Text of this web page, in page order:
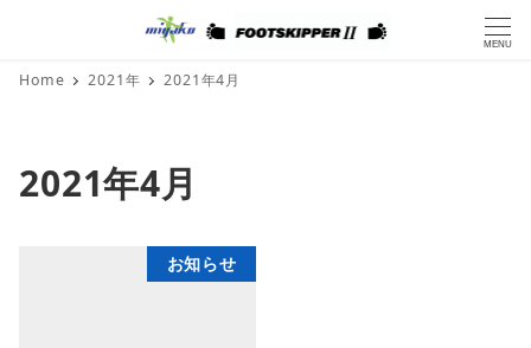
MENU
Home 2021年 2021年4月
2021年4月
お知らせ